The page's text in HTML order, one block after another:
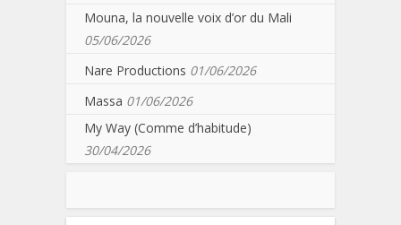
Mouna, la nouvelle voix d’or du Mali
05/06/2026
Nare Productions 01/06/2026
Massa 01/06/2026
My Way (Comme d’habitude)
30/04/2026